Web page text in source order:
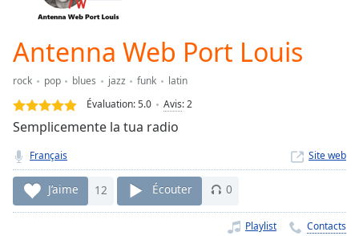
Current
Loaded :
0.00%
Stream
LIVE
Seek to
live,
currently
behind
liveLIVE
Antenna Web Port Louis
rock pop blues jazz funk
latin
Évaluation:5.0 Avis:2
Semplicemente la tua radio
Français Site web
J’aime 12 Écouter 0
Playlist Contacts